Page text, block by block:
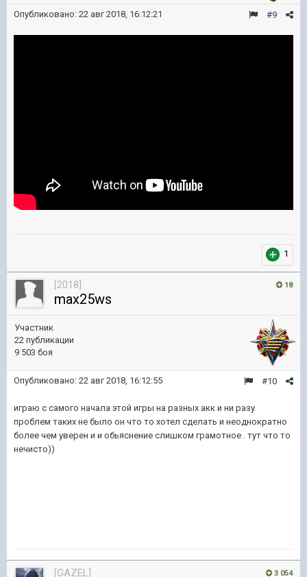
#9
Опубликовано: 22 авг 2018, 16:12:21
1
18
[2018]
max25ws
Участник
22 публикации
9 503 боя
#10
Опубликовано: 22 авг 2018, 16:12:55
играю с самого начала этой игры на разных акк и ни разу
проблем таких не было он что то хотел сделать и неоднократно
более чем уверен и и обьяснение слишком грамотное . тут что то
нечисто))
3 054
[GAZEL]